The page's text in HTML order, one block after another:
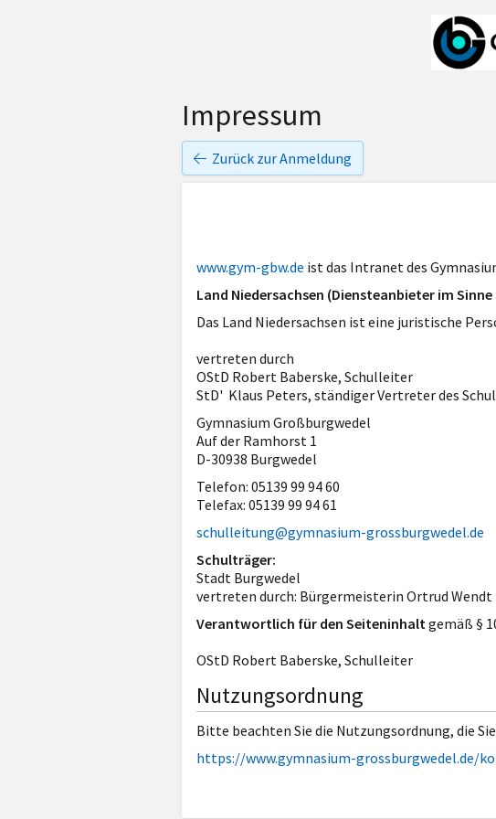
Impressum
Zurück zur Anmeldung
www.gym-gbw.de ist das Intranet des
Land Niedersachsen (Diensteanbieter im Sinne
Das Land Niedersachsen ist eine juristische
vertreten durch
OStD Robert Baberske, Schulleiter
StD' Klaus Peters, ständiger Vertreter des
Gymnasium Großburgwedel
Auf der Ramhorst 1
D-30938 Burgwedel
Telefon: 05139 99 94 60
Telefax: 05139 99 94 61
schulleitung@gymnasium-grossburgwedel.de
Schulträger:
Stadt Burgwedel
vertreten durch: Bürgermeisterin Ortrud Wendt
Verantwortlich für den Seiteninhaltgemäß §
OStD Robert Baberske, Schulleiter
Nutzungsordnung
Bitte beachten Sie die Nutzungsordnung, die
https://www.gymnasium-grossburgwedel.de/